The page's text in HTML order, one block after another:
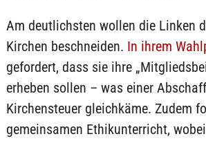
Am deutlichsten wollen die Linken
Kirchen beschneiden. In ihrem
gefordert, dass sie ihre
erheben sollen – was einer
Kirchensteuer gleichkäme. Zudem
gemeinsamen Ethikunterricht,